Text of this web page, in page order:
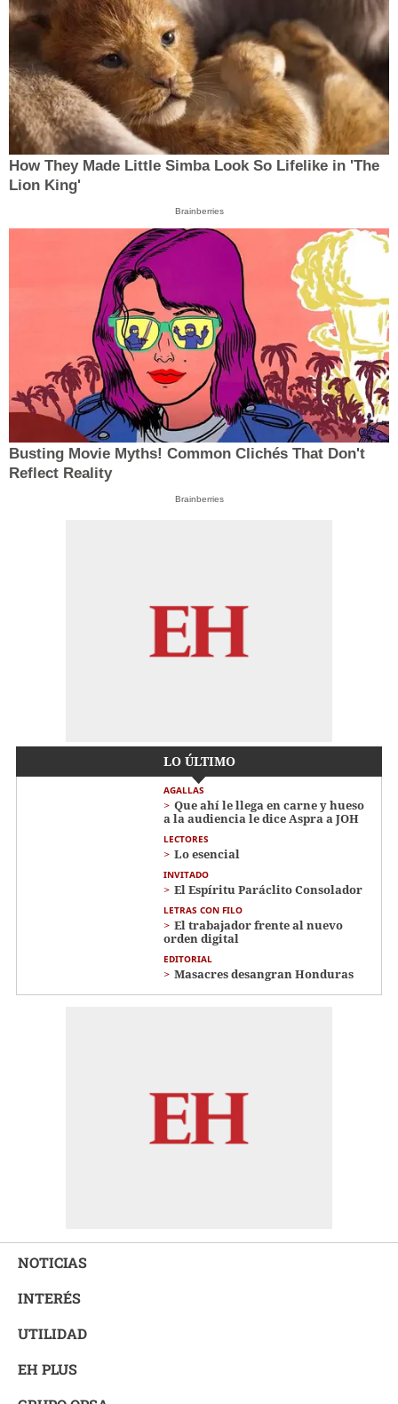
How They Made Little Simba Look So Lifelike in 'The
Lion King'
Brainberries
Busting Movie Myths! Common Clichés That Don't
Reflect Reality
Brainberries
LO ÚLTIMO
AGALLAS
Que ahí le llega en carne y hueso
a la audiencia le dice Aspra a JOH
LECTORES
Lo esencial
INVITADO
El Espíritu Paráclito Consolador
LETRAS CON FILO
El trabajador frente al nuevo
orden digital
EDITORIAL
Masacres desangran Honduras
NOTICIAS
INTERÉS
UTILIDAD
EH PLUS